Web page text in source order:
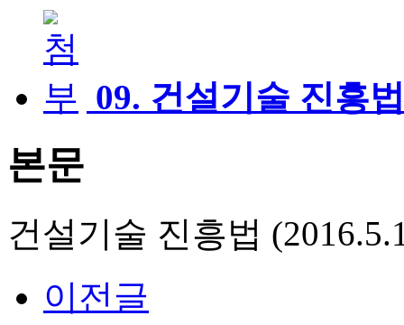
09. 건설기술 진흥
본문
건설기술 진흥법
이전글